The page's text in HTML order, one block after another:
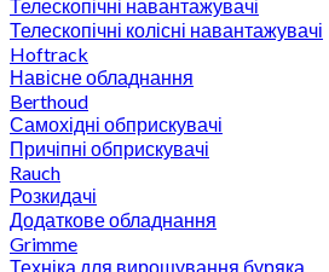
Телескопічні навантажувачі
Телескопічні колісні навантажувачі
Hoftrack
Навісне обладнання
Berthoud
Самохідні обприскувачі
Причіпні обприскувачі
Rauch
Розкидачі
Додаткове обладнання
Grimme
Техніка для вирощування буряка